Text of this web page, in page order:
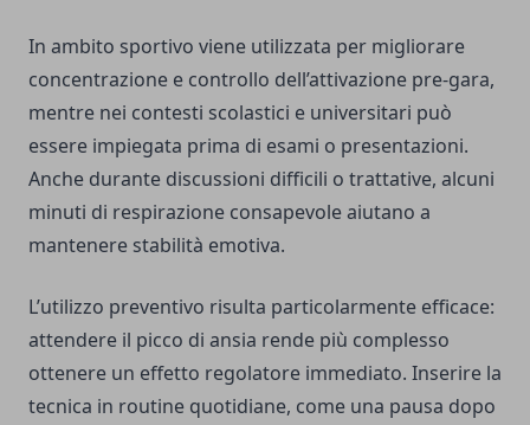
In ambito sportivo viene utilizzata per migliorare
concentrazione e controllo dell’attivazione pre-gara,
mentre nei contesti scolastici e universitari può
essere impiegata prima di esami o presentazioni.
Anche durante discussioni difficili o trattative, alcuni
minuti di respirazione consapevole aiutano a
mantenere stabilità emotiva.
L’utilizzo preventivo risulta particolarmente efficace:
attendere il picco di ansia rende più complesso
ottenere un effetto regolatore immediato. Inserire la
tecnica in routine quotidiane, come una pausa dopo